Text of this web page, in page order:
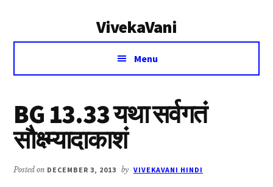
VivekaVani
Voice
Vivekananda
Menu
BG 13.33 यथा सर्वगतं
सौक्ष्म्या‍दाकाशं
Posted on DECEMBER 3, 2013 by VIVEKAVANI HINDI